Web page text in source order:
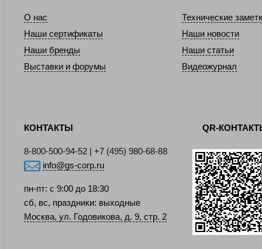
О нас
Наши сертификаты
Наши бренды
Выставки и форумы
Технические
Наши новости
Наши статьи
Видеожурнал
КОНТАКТЫ
8-800-500-94-52 | +7 (495) 980-68-88
info@gs-corp.ru
пн-пт: с 9:00 до 18:30
сб, вс, праздники: выходные
Москва, ул. Годовикова, д. 9, стр. 2
QR-